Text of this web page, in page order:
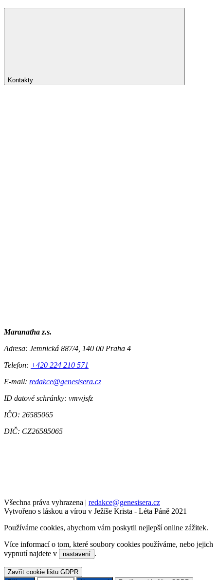
Kontakty
Maranatha z.s.
Adresa: Jemnická 887/4, 140 00 Praha 4
Telefon: +420 224 210 571
E-mail: redakce@genesisera.cz
ID datové schránky: vmwjsfz
IČO: 26585065
DIČ: CZ26585065
Všechna práva vyhrazena | redakce@genesisera.cz
Vytvořeno s láskou a vírou v Ježíše Krista - Léta Páně 2021
Používáme cookies, abychom vám poskytli nejlepší online zážitek.
Více informací o tom, které soubory cookies používáme, nebo jejich
vypnutí najdete v
nastavení .
Zavřít cookie lištu GDPR